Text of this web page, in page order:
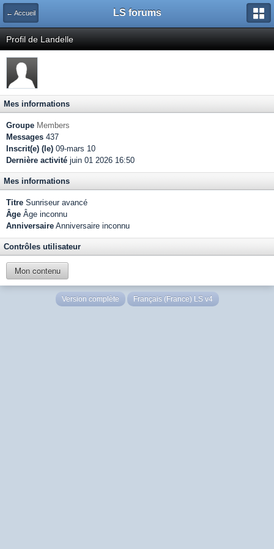
← Accueil LS forums
Profil de Landelle
Mes informations
Groupe Members
Messages 437
Inscrit(e) (le) 09-mars 10
Dernière activité juin 01 2026 16:50
Mes informations
Titre Sunriseur avancé
Âge Âge inconnu
Anniversaire Anniversaire inconnu
Contrôles utilisateur
Mon contenu
Version complète Français (France) LS v4